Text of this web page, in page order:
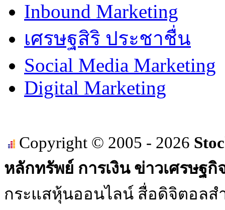
Inbound Marketing
เศรษฐสิริ ประชาชื่น
Social Media Marketing
Digital Marketing
Copyright © 2005 - 2026
หลักทรัพย์ การเงิน ข่าวเศรษฐกิ
กระแสหุ้นออนไลน์ สื่อดิจิตอล